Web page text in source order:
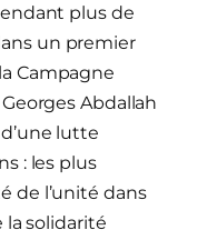
plus de
un premier
Campagne
Abdallah
lutte
: les plus
de l’unité dans
la solidarité